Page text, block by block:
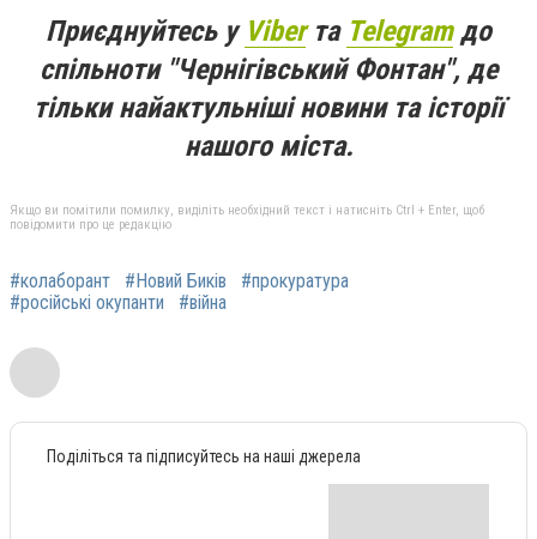
Приєднуйтесь у Viberта Telegramдо
спільноти "Чернігівський Фонтан", де
тільки найактульніші новини та історії
нашого міста.
Якщо ви помітили помилку, виділіть необхідний текст і натисніть Ctrl + Enter, щоб
повідомити про це редакцію
#колаборант #Новий Биків
#прокуратура
#російські окупанти
#війна
Поділіться та підписуйтесь на наші джерела